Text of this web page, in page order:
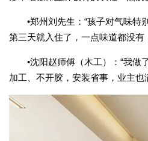
•郑州刘先生：“孩子对气味特
第三天就入住了，一点味道都没有
•沈阳赵师傅（木工）：“我做
加工、不开胶，安装省事，业主也